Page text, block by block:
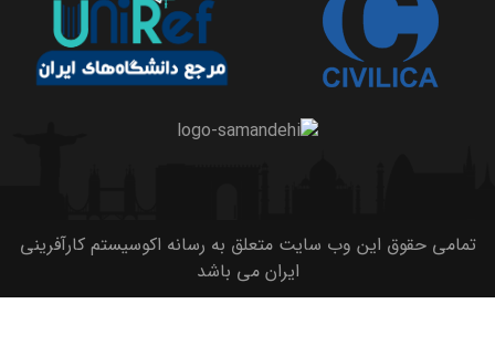
تمامی حقوق این وب سایت متعلق به رسانه اکوسیستم کارآفرینی
ایران می باشد